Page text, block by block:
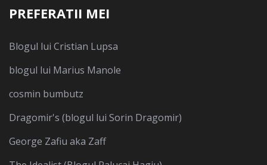
PREFERATII MEI
Blogul lui Cristian Lupsa
blogul lui Marius Manole
cosmin bumbutz
Dragomir's (blogul lui Sorin Dragomir)
George Zafiu aka Zaff